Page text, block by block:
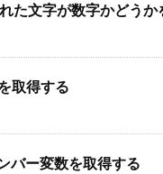
た文字が数字かどうか
取得する
バー変数を取得する